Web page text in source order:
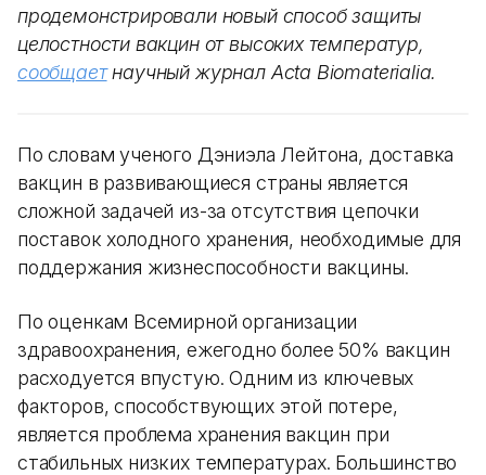
продемонстрировали новый способ защиты
целостности вакцин от высоких температур,
сообщаетнаучный журнал Acta Biomaterialia.
По словам ученого Дэниэла Лейтона, доставка
вакцин в развивающиеся страны является
сложной задачей из-за отсутствия цепочки
поставок холодного хранения, необходимые для
поддержания жизнеспособности вакцины.
По оценкам Всемирной организации
здравоохранения, ежегодно более 50% вакцин
расходуется впустую. Одним из ключевых
факторов, способствующих этой потере,
является проблема хранения вакцин при
стабильных низких температурах. Большинство